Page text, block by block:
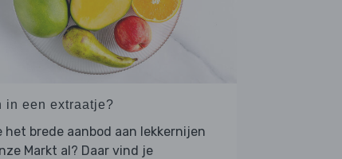
in een extraatje?
het brede aanbod aan lekkernijen
Markt al? Daar vind je